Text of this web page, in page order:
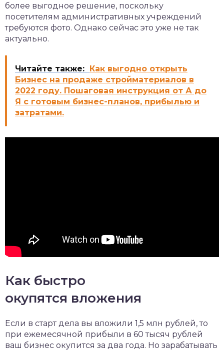
более выгодное решение, поскольку
посетителям административных учреждений
требуются фото. Однако сейчас это уже не так
актуально.
Читайте также: Как выгодно открыть
Бизнес на продаже стройматериалов в
2022 году. Пошаговая инструкция от А до
Я с готовым бизнес-планов, прибылью и
затратами.
Как быстро
окупятся вложения
Если в старт дела вы вложили 1,5 млн рублей, то
при ежемесячной прибыли в 60 тысяч рублей
ваш бизнес окупится за два года. Но зарабатывать